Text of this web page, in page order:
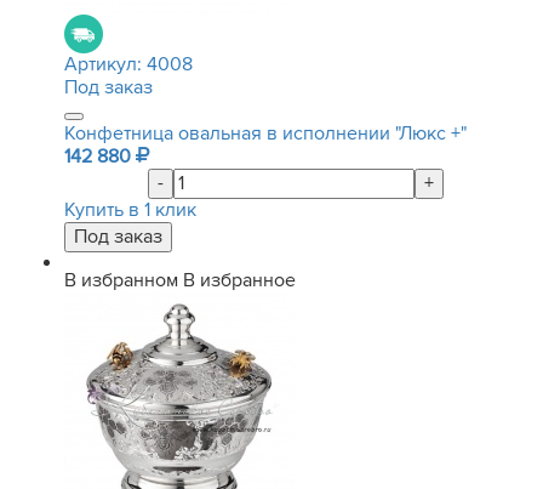
Артикул: 4008
Под заказ
Конфетница овальная в исполнении "Люкс +"
142 880
-
+
Купить в 1 клик
В избранном В избранное